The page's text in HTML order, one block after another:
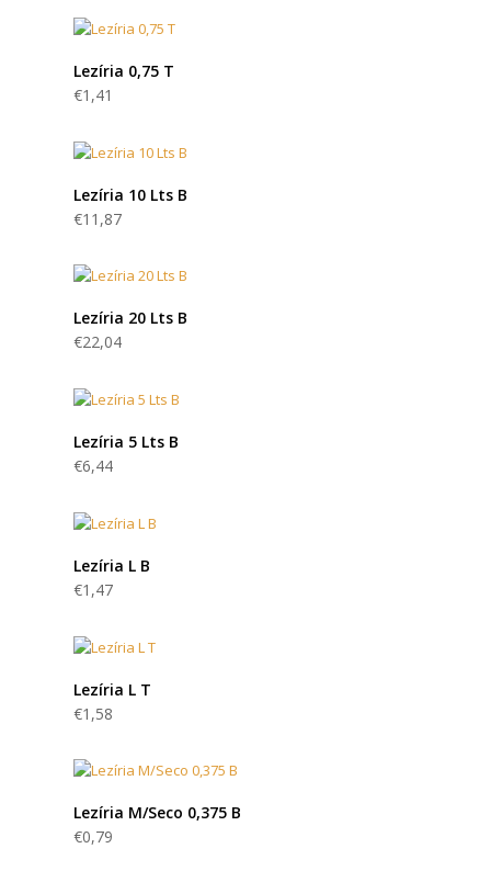
Lezíria 0,75 T
€1,41
Lezíria 10 Lts B
€11,87
Lezíria 20 Lts B
€22,04
Lezíria 5 Lts B
€6,44
Lezíria L B
€1,47
Lezíria L T
€1,58
Lezíria M/Seco 0,375 B
€0,79